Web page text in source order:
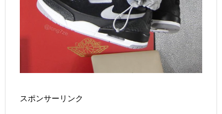
スポンサーリンク